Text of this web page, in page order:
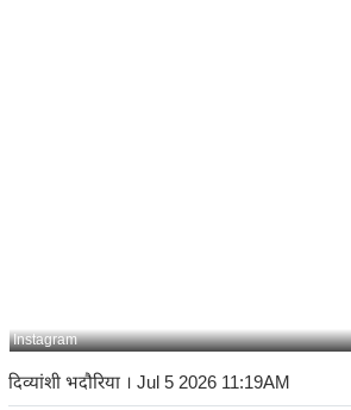
Instagram
दिव्यांशी भदौरिया । Jul 5 2026 11:19AM